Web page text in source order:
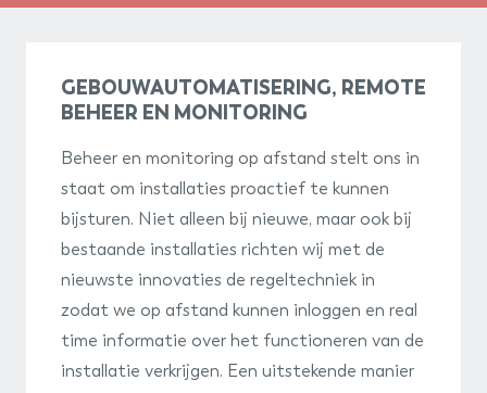
GEBOUWAUTOMATISERING, REMOTE
BEHEER EN MONITORING
Beheer en monitoring op afstand stelt ons in
staat om installaties proactief te kunnen
bijsturen. Niet alleen bij nieuwe, maar ook bij
bestaande installaties richten wij met de
nieuwste innovaties de regeltechniek in
zodat we op afstand kunnen inloggen en real
time informatie over het functioneren van de
installatie verkrijgen. Een uitstekende manier